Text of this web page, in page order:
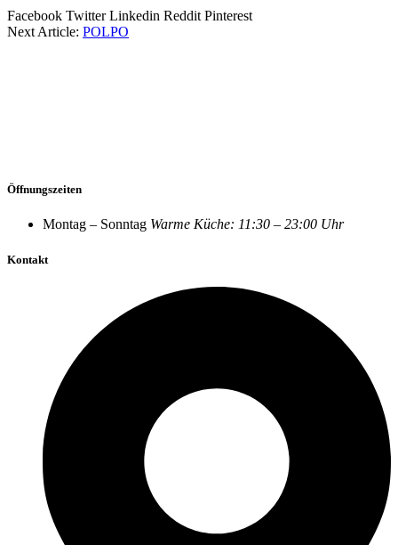
Facebook Twitter Linkedin Reddit Pinterest
Next Article: POLPO
Öffnungszeiten
Montag – Sonntag Warme Küche: 11:30 – 23:00 Uhr
Kontakt